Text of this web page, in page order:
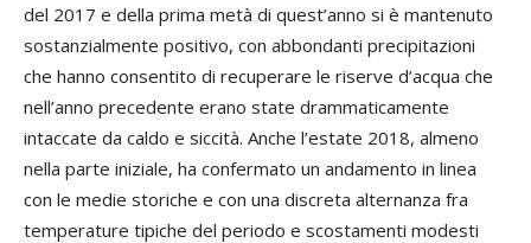
del 2017 e della prima metà di quest’anno si è mantenuto
sostanzialmente positivo, con abbondanti precipitazioni
che hanno consentito di recuperare le riserve d’acqua che
nell’anno precedente erano state drammaticamente
intaccate da caldo e siccità. Anche l’estate 2018, almeno
nella parte iniziale, ha confermato un andamento in linea
con le medie storiche e con una discreta alternanza fra
temperature tipiche del periodo e scostamenti modesti